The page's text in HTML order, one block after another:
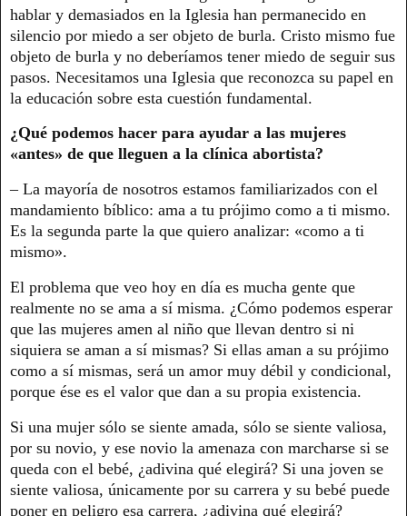
hablar y demasiados en la Iglesia han permanecido en
silencio por miedo a ser objeto de burla. Cristo mismo fue
objeto de burla y no deberíamos tener miedo de seguir sus
pasos. Necesitamos una Iglesia que reconozca su papel en
la educación sobre esta cuestión fundamental.
¿Qué podemos hacer para ayudar a las mujeres
«antes» de que lleguen a la clínica abortista?
– La mayoría de nosotros estamos familiarizados con el
mandamiento bíblico: ama a tu prójimo como a ti mismo.
Es la segunda parte la que quiero analizar: «como a ti
mismo».
El problema que veo hoy en día es mucha gente que
realmente no se ama a sí misma. ¿Cómo podemos esperar
que las mujeres amen al niño que llevan dentro si ni
siquiera se aman a sí mismas? Si ellas aman a su prójimo
como a sí mismas, será un amor muy débil y condicional,
porque ése es el valor que dan a su propia existencia.
Si una mujer sólo se siente amada, sólo se siente valiosa,
por su novio, y ese novio la amenaza con marcharse si se
queda con el bebé, ¿adivina qué elegirá? Si una joven se
siente valiosa, únicamente por su carrera y su bebé puede
poner en peligro esa carrera, ¿adivina qué elegirá?